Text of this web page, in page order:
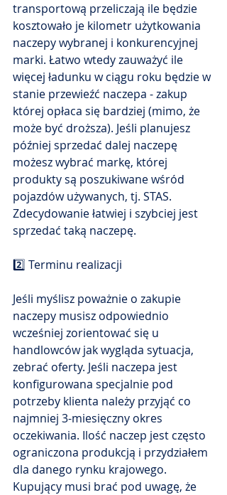
transportową przeliczają ile będzie
kosztowało je kilometr użytkowania
naczepy wybranej i konkurencyjnej
marki. Łatwo wtedy zauważyć ile
więcej ładunku w ciągu roku będzie w
stanie przewieźć naczepa - zakup
której opłaca się bardziej (mimo, że
może być droższa). Jeśli planujesz
później sprzedać dalej naczepę
możesz wybrać markę, której
produkty są poszukiwane wśród
pojazdów używanych, tj. STAS.
Zdecydowanie łatwiej i szybciej jest
sprzedać taką naczepę.
2️⃣ Terminu realizacji
Jeśli myślisz poważnie o zakupie
naczepy musisz odpowiednio
wcześniej zorientować się u
handlowców jak wygląda sytuacja,
zebrać oferty. Jeśli naczepa jest
konfigurowana specjalnie pod
potrzeby klienta należy przyjąć co
najmniej 3-miesięczny okres
oczekiwania. Ilość naczep jest często
ograniczona produkcją i przydziałem
dla danego rynku krajowego.
Kupujący musi brać pod uwagę, że